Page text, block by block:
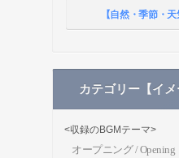
【自然・季節・
カテゴリー【イメ
<収録のBGMテーマ>
オープニング / Opening